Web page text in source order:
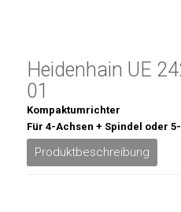
Heidenhain UE
01
Kompaktumrichter
Für 4-Achsen + Spindel oder
Produktbeschreibung